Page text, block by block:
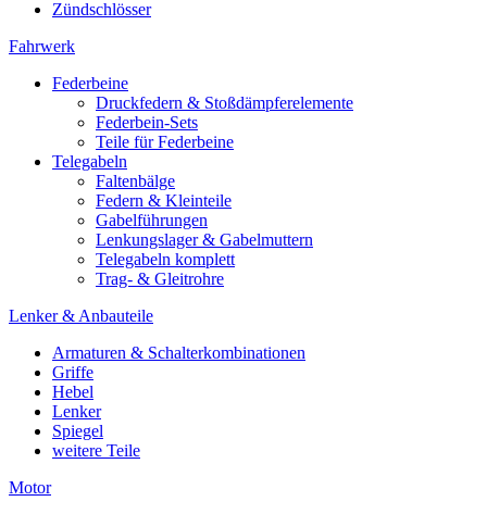
Zündschlösser
Fahrwerk
Federbeine
Druckfedern & Stoßdämpferelemente
Federbein-Sets
Teile für Federbeine
Telegabeln
Faltenbälge
Federn & Kleinteile
Gabelführungen
Lenkungslager & Gabelmuttern
Telegabeln komplett
Trag- & Gleitrohre
Lenker & Anbauteile
Armaturen & Schalterkombinationen
Griffe
Hebel
Lenker
Spiegel
weitere Teile
Motor